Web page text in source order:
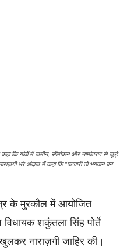
कि गांवों में जमीन, सीमांकन और नामांतरण से जुड़े
भरे अंदाज में कहा कि “पटवारी तो भगवान बन
के मुरकौल में आयोजित
विधायक शकुंतला सिंह पोर्ते
नाराज़गी जाहिर की।